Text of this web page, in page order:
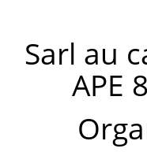
Sarl au
APE